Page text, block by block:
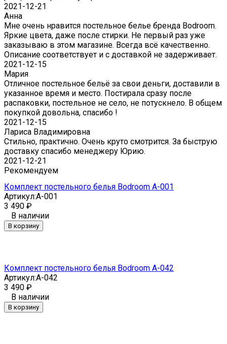
2021-12-21
Анна
Мне очень нравится постельное белье бренда Bodroom.
Яркие цвета, даже после стирки. Не первый раз уже
заказываю в этом магазине. Всегда всё качественно.
Описание соответствует и с доставкой не задерживает.
2021-12-15
Мария
Отличное постельное бельё за свои деньги, доставили в
указанное время и место. Постирала сразу после
распаковки, постельное не село, не потускнело. В общем
покупкой довольна, спасибо !
2021-12-15
Лариса Владимировна
Стильно, практично. Очень круто смотрится. За быструю
доставку спасибо менеджеру Юрию.
2021-12-21
Рекомендуем
Комплект постельного белья Bodroom A-001
Артикул:A-001
3 490 ₽
В наличии
В корзину
Комплект постельного белья Bodroom A-042
Артикул:A-042
3 490 ₽
В наличии
В корзину